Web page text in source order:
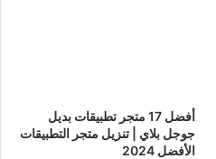
أفضل 17 متجر تطبيقات بديل
جوجل بلاي | تنزيل متجر التطبيقات
الأفضل 2024